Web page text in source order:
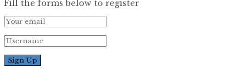
Fill the forms below to register